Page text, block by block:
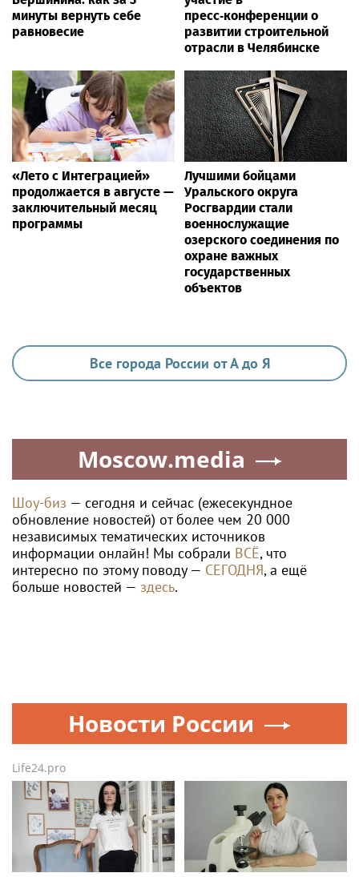
минуты вернуть себе
равновесие
пресс‑конференции о
развитии строительной
отрасли в Челябинске
«Лето с Интеграцией»
продолжается в августе —
заключительный месяц
программы
Лучшими бойцами
Уральского округа
Росгвардии стали
военнослужащие
озерского соединения по
охране важных
государственных
объектов
Все города России от А до Я
Moscow.media
Шоу-биз — сегодня и сейчас (ежесекундное
обновление новостей) от более чем 20 000
независимых тематических источников
информации онлайн! Мы собрали ВСЁ, что
интересно по этому поводу — СЕГОДНЯ, а ещё
больше новостей — здесь.
Новости России
Life24.pro